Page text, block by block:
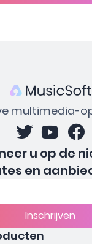
multimedia-
u op de
en
Inschrijven